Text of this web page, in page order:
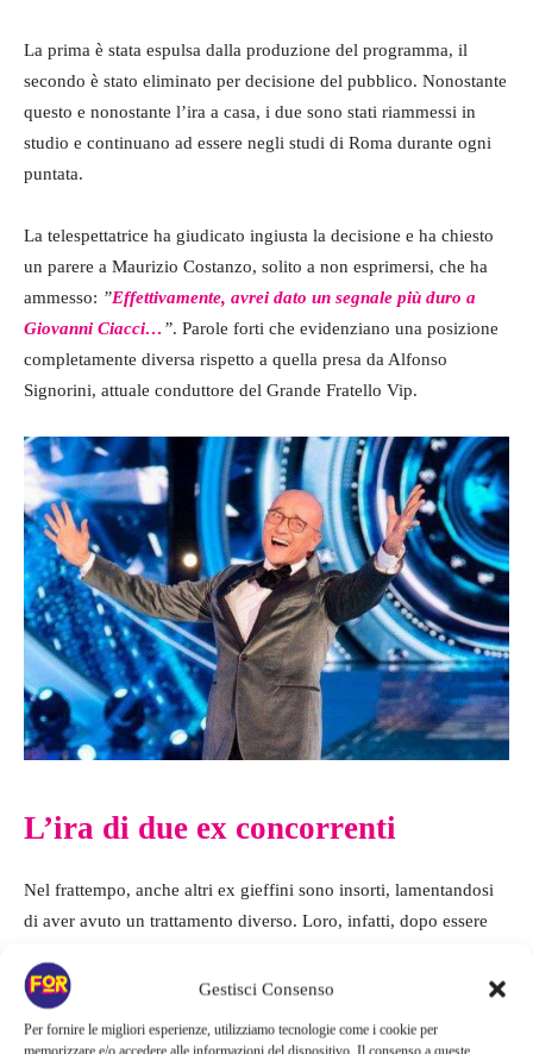
Gestisci Consenso
Per fornire le migliori esperienze, utilizziamo tecnologie come i cookie per
La prima è stata espulsa dalla produzione del programma, il
secondo è stato eliminato per decisione del pubblico. Nonostante
questo e nonostante l’ira a casa, i due sono stati riammessi in
studio e continuano ad essere negli studi di Roma durante ogni
puntata.
La telespettatrice ha giudicato ingiusta la decisione e ha chiesto
un parere a Maurizio Costanzo, solito a non esprimersi, che ha
ammesso: ”Effettivamente, avrei dato un segnale più duro a
Giovanni Ciacci…”. Parole forti che evidenziano una posizione
completamente diversa rispetto a quella presa da Alfonso
Signorini, attuale conduttore del Grande Fratello Vip.
L’ira di due ex concorrenti
Nel frattempo, anche altri ex gieffini sono insorti, lamentandosi
di aver avuto un trattamento diverso. Loro, infatti, dopo essere
ritorno in studio. Ecco chi si è ribellato.
Maurizio Costanzonon ha solo detto la sua, ma si è spinto oltre,